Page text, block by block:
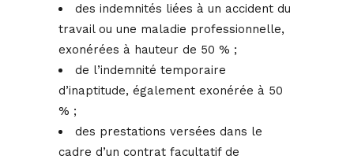
des indemnités liées à un accident du
travail ou une maladie professionnelle,
exonérées à hauteur de 50 % ;
de l’indemnité temporaire
d’inaptitude, également exonérée à 50
% ;
des prestations versées dans le
cadre d’un contrat facultatif de